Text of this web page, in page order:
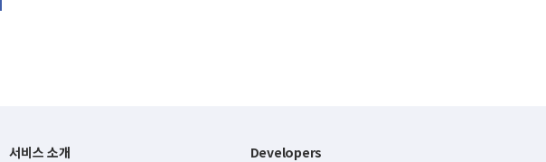
서비스 소개 Developers